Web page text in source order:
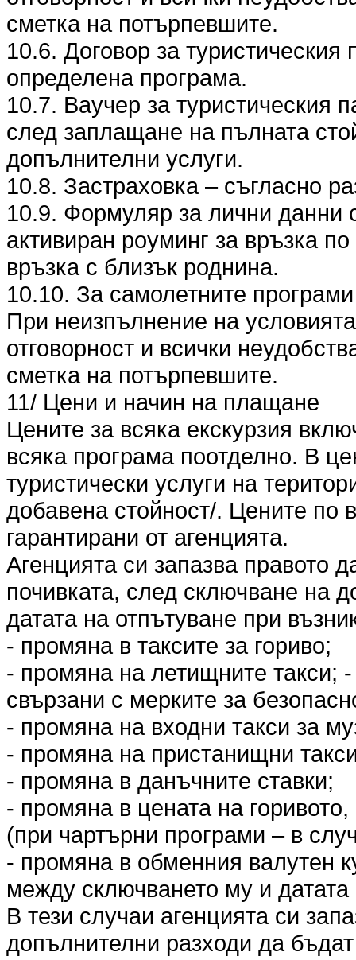
сметка на потърпевшите.
10.6. Договор за
определена програма.
10.7. Ваучер за туристическия
след заплащане на пълната
допълнителни услуги.
10.8. Застраховка – съгласно
10.9. Формуляр за лични данни
активиран роуминг за връзка
връзка с близък роднина.
10.10. За самолетните
При неизпълнение на
отговорност и всички
сметка на потърпевшите.
11/ Цени и начин на плащане
Цените за всяка екскурзия
всяка програма поотделно. В
туристически услуги на
добавена стойност/. Цените по
гарантирани от агенцията.
Агенцията си запазва правото
почивката, след сключване на
датата на отпътуване при
- промяна в таксите за гориво;
- промяна на летищните такси;
свързани с мерките за
- промяна на входни такси за
- промяна на пристанищни
- промяна в данъчните ставки;
- промяна в цената на
(при чартърни програми – в
- промяна в обменния валутен
между сключването му и датата
В тези случаи агенцията си
допълнителни разходи да